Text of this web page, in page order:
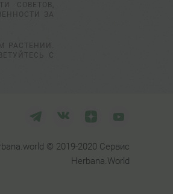
СОВЕТОВ,
ЗА
РАСТЕНИИ.
С
© 2019-2020 Сервис
Herbana.World